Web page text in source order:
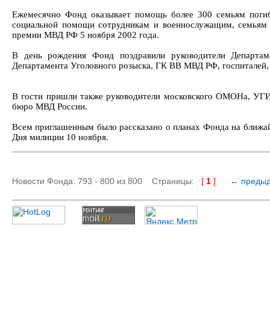
Ежемесячно Фонд оказывает помощь более 300 семьям
социальной помощи сотрудникам и военнослужащим,
премии МВД РФ 5 ноября 2002 года.
В день рождения Фонд поздравили руководители
Департамента Уголовного розыска, ГК ВВ МВД РФ, госпиталей,
В гости пришли также руководители московского ОМОНа,
бюро МВД России.
Всем приглашенным было рассказано о планах Фонда на
Дня милиции 10 ноября.
Новости Фонда: 793 - 800 из 800 Страницы: [ 1 ] ←